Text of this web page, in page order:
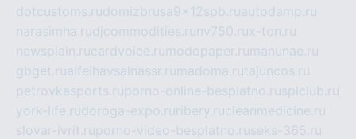
dotcustoms.rudomizbrusa9x12spb.ruautodamp.ru
narasimha.rudjcommodities.ru nv750.rux-ton.ru
newsplain.rucardvoice.ru modopaper.ru manunae.ru
gbget.rualfeihavsalnassr.ru madoma.rutajuncos.ru
petrovkasports.ruporno-online-besplatno.rusplclub.ru
york-life.rudoroga-expo.ru ribery.rucleanmedicine.ru
slovar-ivrit.ruporno-video-besplatno.ruseks-365.ru